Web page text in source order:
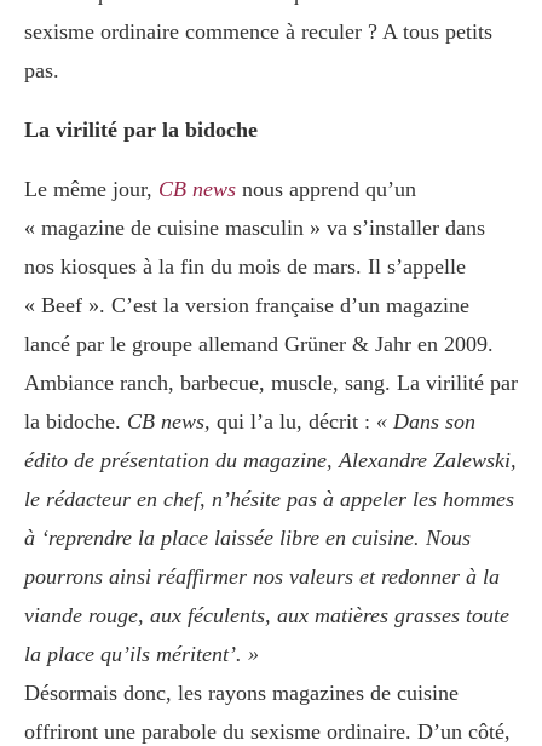
sexisme ordinaire commence à reculer ? A tous petits
pas.
La virilité par la bidoche
Le même jour, CB news nous apprend qu’un
« magazine de cuisine masculin » va s’installer dans
nos kiosques à la fin du mois de mars. Il s’appelle
« Beef ». C’est la version française d’un magazine
lancé par le groupe allemand Grüner & Jahr en 2009.
Ambiance ranch, barbecue, muscle, sang. La virilité par
la bidoche. CB news, qui l’a lu, décrit : « Dans son
édito de présentation du magazine, Alexandre Zalewski,
le rédacteur en chef, n’hésite pas à appeler les hommes
à ‘reprendre la place laissée libre en cuisine. Nous
pourrons ainsi réaffirmer nos valeurs et redonner à la
viande rouge, aux féculents, aux matières grasses toute
la place qu’ils méritent’. »
Désormais donc, les rayons magazines de cuisine
offriront une parabole du sexisme ordinaire. D’un côté,